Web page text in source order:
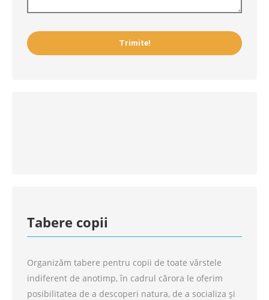
Tabere copii
Organizăm tabere pentru copii de toate vârstele
indiferent de anotimp, în cadrul cărora le oferim
posibilitatea de a descoperi natura, de a socializa și